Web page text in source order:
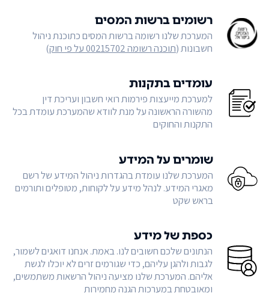
רשומים ברשות המסים
המערכת שלנו רשומה ברשות המסים כתוכנת ניהול
חשבונות (תוכנה רשומה 00215702 על פי חוק )
עומדים בתקנות
למערכת מייעצות פירמות רואי חשבון ועריכת דין
מהשורה הראשונה על מנת לוודא שהמערכת עומדת בכל
התקנות והחוקים
שומרים על המידע
המערכת שלנו עומדת בהגדרות ניהול המידע של רשם
מאגרי המידע. לנהל מידע על לקוחות, מטופלים ותורמים
בראש שקט
כספת של מידע
הנתונים שלכם חשובים לנו. באמת. אנחנו דואגים לשמור,
לגבות ולהגן עליהם, כדי שגורמים זרים לא יוכלו לגשת
אליהם. המערכת שלנו מציעה ניהול הרשאות משתמשים,
ומאובטחת במערכות הגנה מחמירות